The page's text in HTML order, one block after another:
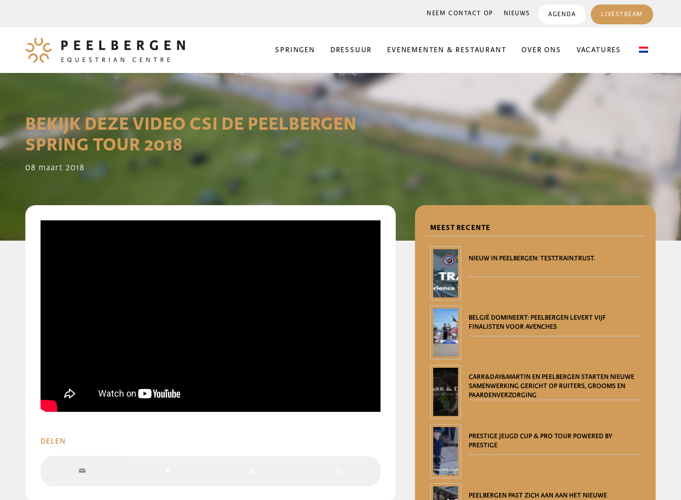
NEEM CONTACT OP NIEUWS AGENDA LIVESTREAM
SPRINGEN DRESSUUR EVENEMENTEN & RESTAURANT OVER ONS VACATURES
BEKIJK DEZE VIDEO CSI DE PEELBERGEN
SPRING TOUR 2018
08 maart 2018
DELEN
MEEST RECENTE
NIEUW IN PEELBERGEN: TEST.TRAIN.TRUST.
BELGIË DOMINEERT: PEELBERGEN LEVERT VIJF
FINALISTEN VOOR AVENCHES
CARR&DAY&MARTIN EN PEELBERGEN STARTEN NIEUWE
SAMENWERKING GERICHT OP RUITERS, GROOMS EN
PAARDENVERZORGING
PRESTIGE JEUGD CUP & PRO TOUR POWERED BY
PRESTIGE
PEELBERGEN PAST ZICH AAN AAN HET NIEUWE